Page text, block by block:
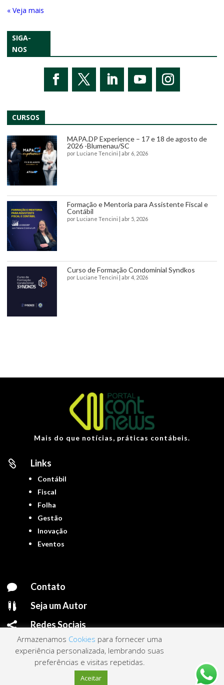
« Entradas Antigas
SIGA-
NOS
CURSOS
MAPA.DP Experience – 17 e 18 de agosto de
2026 -Blumenau/SC
por Luciane Tencini | abr 6, 2026
Formação e Mentoria para Assistente Fiscal e
Contábil
por Luciane Tencini | abr 5, 2026
Curso de Formação Condominial Syndkos
por Luciane Tencini | abr 4, 2026
Mais do que notícias, práticas contábeis.
 Links
Contábil
Fiscal
Folha
Gestão
Inovação
Eventos
 Contato
 Seja um Autor
 Redes Sociais
Portal ContNews © 2022 – Todos os direitos reservados | Mantido porLink
Armazenamos Cookies para fornecer uma
experiência personalizada, lembrando suas
preferências e visitas repetidas.
Aceitar